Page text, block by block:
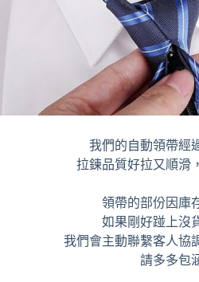
我們的自動領帶經
拉鍊品質好拉又順滑
領帶的部份因庫
如果剛好踫上沒
我們會主動聯繫客人協
請多多包